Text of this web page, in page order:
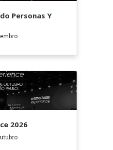
Personas Y
2026